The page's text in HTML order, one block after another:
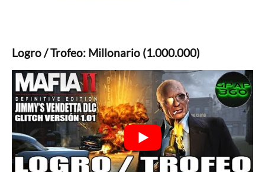
Logro / Trofeo: Millonario (1.000.000)